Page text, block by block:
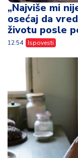
„Najviše mi
osećaj da
životu posle
12:54 Ispovesti